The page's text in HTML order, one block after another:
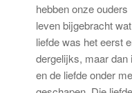
hebben onze
leven bijgebracht
liefde was het eerst
dergelijks, maar dan
en de liefde onder